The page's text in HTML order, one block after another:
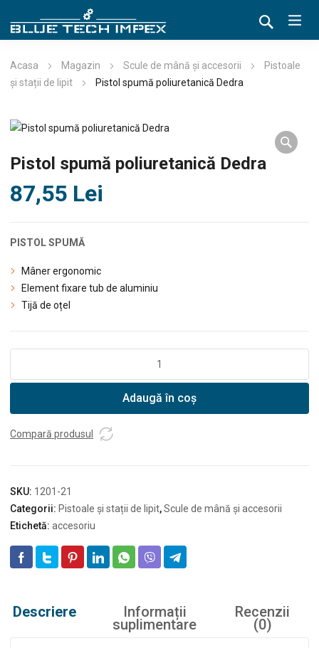
Acasa Magazin Scule de mână și accesorii
Pistoale
și stații de lipit
Pistol spumă poliuretanică Dedra
Pistol spumă poliuretanică Dedra
87,55 Lei
PISTOL SPUMĂ
Mâner ergonomic
Element fixare tub de aluminiu
Tijă de oțel
spumă
Adaugă în coș
Compară produsul
SKU: 1201-21
Categorii: Pistoale și stații de lipit,Scule de mână și accesorii
Etichetă: accesoriu
Descriere Informații
suplimentare
Recenzii
(0)